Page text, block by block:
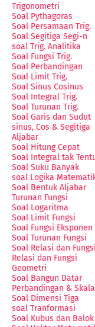
Trigonometri
Soal Pythagoras
Soal Persamaan Trig.
Soal Segitiga Segi-n
soal Trig. Analitika
Soal Fungsi Trig.
Soal Perbandingan
Soal Limit Trig.
Soal Sinus Cosinus
Soal Integral Trig.
Soal Turunan Trig.
Soal Garis dan Sudut
sinus, Cos & Segitiga
Aljabar
Soal Hitung Cepat
Soal Integral tak
Soal Suku Banyak
soal Logika
Soal Bentuk Aljabar
Turunan Fungsi
Soal Logaritma
Soal Limit Fungsi
Soal Fungsi Eksponen
Soal Turunan Fungsi
Soal Relasi dan Fungsi
Relasi dan Fungsi
Geometri
Soal Bangun Datar
Perbandingan & Skala
Soal Dimensi Tiga
soal Tranformasi
Soal Kubus dan Balok